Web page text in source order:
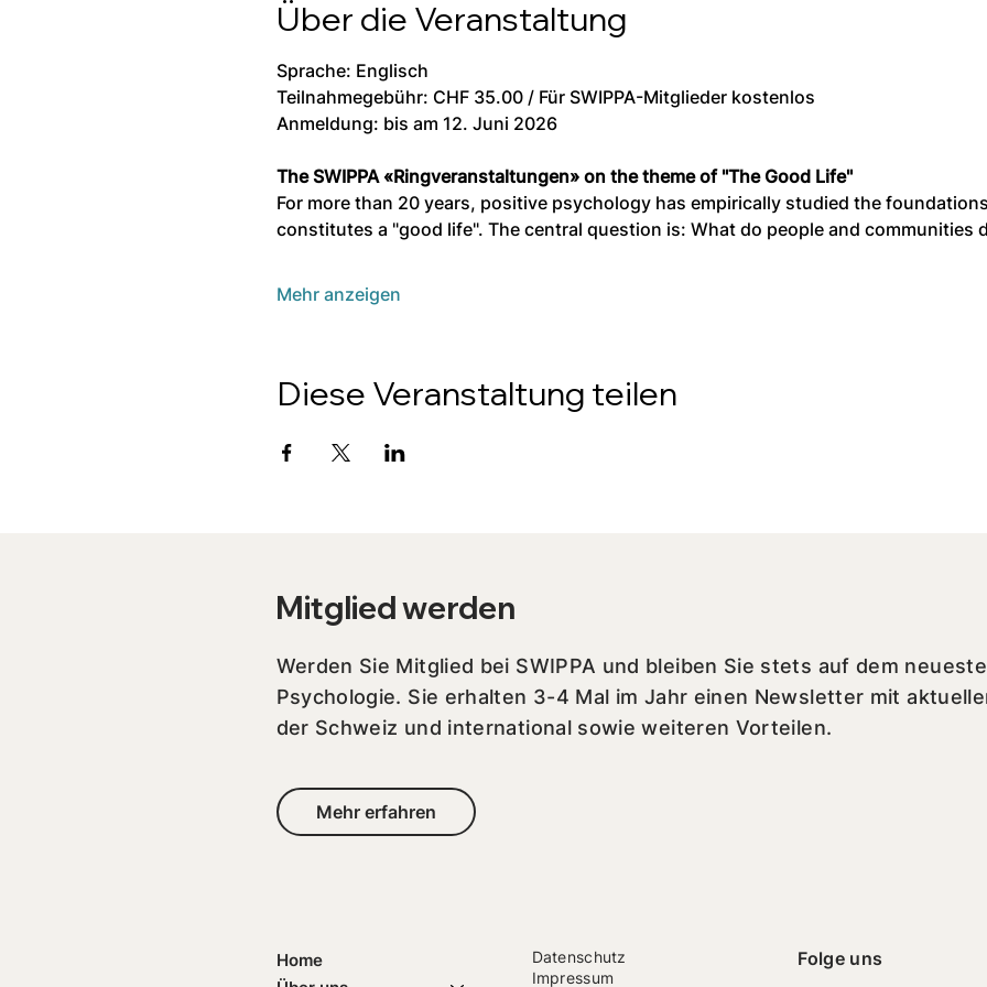
Über die Veranstaltung
Sprache: Englisch
Teilnahmegebühr: CHF 35.00 / Für SWIPPA-Mitglieder kostenlos
Anmeldung: bis am 12. Juni 2026
The SWIPPA «Ringveranstaltungen» on the theme of "The Good Life"
For more than 20 years, positive psychology has empirically studied the
constitutes a "good life". The central question is: What do people and communities
Mehr anzeigen
Diese Veranstaltung teilen
Home
Datenschutz
Impressum
Folge uns
Mitglied werden
Werden Sie Mitglied bei SWIPPA und bleiben Sie stets auf dem
Psychologie. Sie erhalten 3-4 Mal im Jahr einen Newsletter mit
der Schweiz und international sowie weiteren Vorteilen.
Mehr erfahren